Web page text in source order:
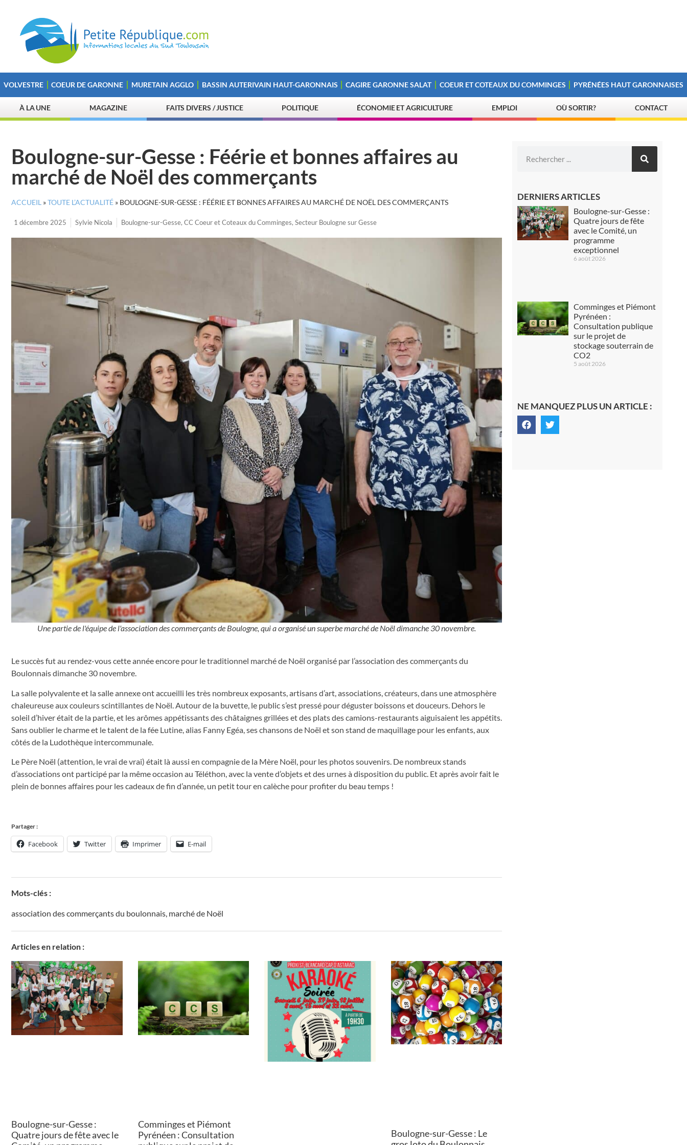
VOLVESTRE COEUR DE GARONNE MURETAIN AGGLO BASSIN AUTERIVAIN HAUT-GARONNAIS CAGIRE GARONNE SALAT COEUR ET COTEAUX DU COMMINGES PYRÉNÉES HAUT GARONNAISES
À LA UNE MAGAZINE FAITS DIVERS / JUSTICE POLITIQUE ÉCONOMIE ET AGRICULTURE EMPLOI OÙ SORTIR? CONTACT
Boulogne-sur-Gesse : Féérie et bonnes affaires au
marché de Noël des commerçants
ACCUEIL »TOUTE L’ACTUALITÉ » BOULOGNE-SUR-GESSE : FÉÉRIE ET BONNES AFFAIRES AU MARCHÉ DE NOËL DES COMMERÇANTS
1 décembre 2025 Sylvie Nicola Boulogne-sur-Gesse, CC Coeur et Coteaux du Comminges, Secteur Boulogne sur Gesse
Une partie de l'équipe de l'association des commerçants de Boulogne, qui a organisé un superbe marché de Noël dimanche 30 novembre.
Le succès fut au rendez-vous cette année encore pour le traditionnel marché de Noël organisé par l’association des commerçants du
Boulonnais dimanche 30 novembre.
La salle polyvalente et la salle annexe ont accueilli les très nombreux exposants, artisans d’art, associations, créateurs, dans une atmosphère
chaleureuse aux couleurs scintillantes de Noël. Autour de la buvette, le public s’est pressé pour déguster boissons et douceurs. Dehors le
soleil d’hiver était de la partie, et les arômes appétissants des châtaignes grillées et des plats des camions-restaurants aiguisaient les appétits.
Sans oublier le charme et le talent de la fée Lutine, alias Fanny Egéa, ses chansons de Noël et son stand de maquillage pour les enfants, aux
côtés de la Ludothèque intercommunale.
Le Père Noël (attention, le vrai de vrai) était là aussi en compagnie de la Mère Noël, pour les photos souvenirs. De nombreux stands
d’associations ont participé par la même occasion au Téléthon, avec la vente d’objets et des urnes à disposition du public. Et après avoir fait le
plein de bonnes affaires pour les cadeaux de fin d’année, un petit tour en calèche pour profiter du beau temps !
Partager :
Facebook Twitter Imprimer E-mail
Mots-clés :
association des commerçants du boulonnais, marché de Noël
Articles en relation :
Boulogne-sur-Gesse :
Quatre jours de fête avec le
Comminges et Piémont
Pyrénéen : Consultation
Boulogne-sur-Gesse : Le
DERNIERS ARTICLES
Boulogne-sur-Gesse :
Quatre jours de fête
avec le Comité, un
programme
exceptionnel
6 août 2026
Comminges et Piémont
Pyrénéen :
Consultation publique
sur le projet de
stockage souterrain de
CO2
5 août 2026
NE MANQUEZ PLUS UN ARTICLE :